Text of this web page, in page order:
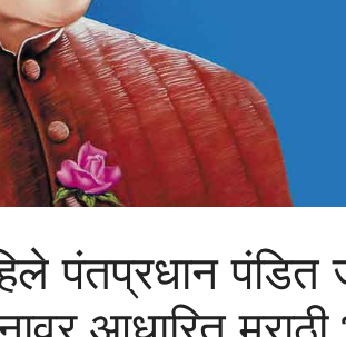
पंतप्रधान